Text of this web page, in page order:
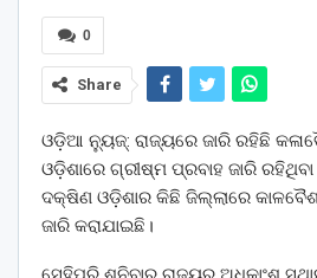
0
Share
ଓଡ଼ିଆ ନ୍ୟୁଜ୍: ରାଜ୍ୟରେ ଜାରି ରହିଛି
ଓଡ଼ିଶାରେ ଗ୍ରୀଷ୍ମ ପ୍ରବାହ ଜାରି
ଦକ୍ଷିଣ ଓଡ଼ିଶାର କିଛି ଜିଲ୍ଲାରେ
ଜାରି କରାଯାଇଛି।